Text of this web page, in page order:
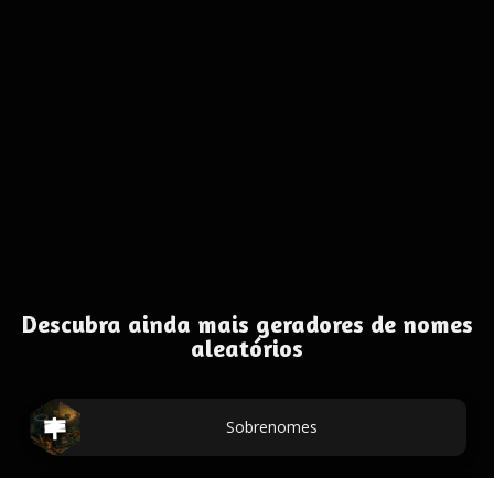
Descubra ainda mais geradores de nomes
aleatórios
Sobrenomes